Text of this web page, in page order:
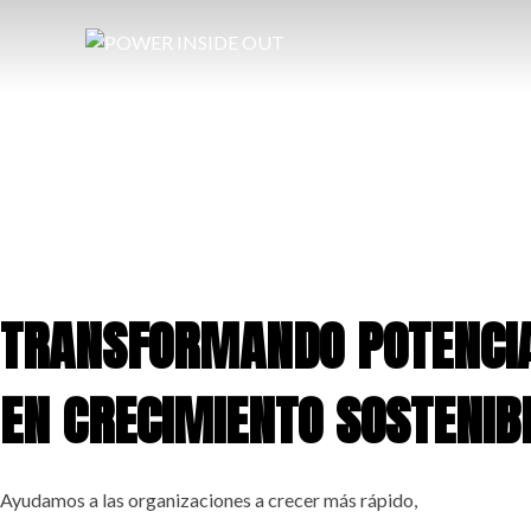
TRANSFORMANDO
EN CRECIMIENTO
Ayudamos a las organizaciones a crecer más rápido,